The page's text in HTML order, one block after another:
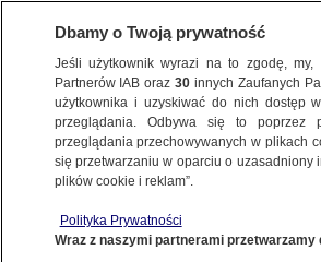
POZNAŃ
się maszyna do
Dbamy o Twoją prywatność
Jeśli użytkownik wyrazi na to zgodę,
Partnerów IAB oraz30 innych Zaufanych
użytkownika i uzyskiwać do nich dostęp
przeglądania. Odbywa się to poprzez
przeglądania przechowywanych w plikach
się przetwarzaniu w oparciu o uzasadniony
plików cookie i reklam”.
Polityka Prywatności
Wraz z naszymi partnerami przetwarzamy